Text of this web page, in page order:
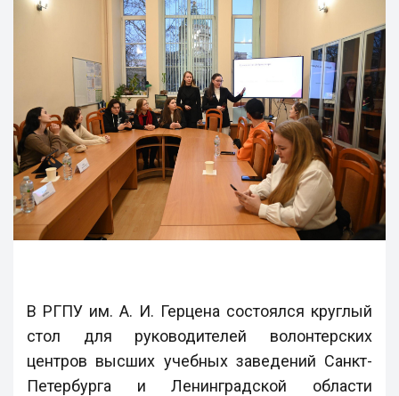
В РГПУ им. А. И. Герцена состоялся круглый
стол для руководителей волонтерских
центров высших учебных заведений Санкт-
Петербурга и Ленинградской области